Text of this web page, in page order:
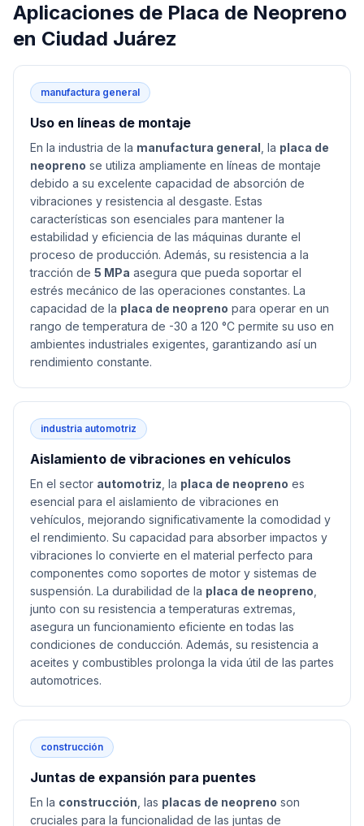
Aplicaciones de Placa de Neopreno
en Ciudad Juárez
manufactura general
Uso en líneas de montaje
En la industria de la manufactura general , la placa de
neopreno se utiliza ampliamente en líneas de montaje
debido a su excelente capacidad de absorción de
vibraciones y resistencia al desgaste. Estas
características son esenciales para mantener la
estabilidad y eficiencia de las máquinas durante el
proceso de producción. Además, su resistencia a la
tracción de 5 MPa asegura que pueda soportar el
estrés mecánico de las operaciones constantes. La
capacidad de la placa de neopreno para operar en un
rango de temperatura de -30 a 120 °C permite su uso en
ambientes industriales exigentes, garantizando así un
rendimiento constante.
industria automotriz
Aislamiento de vibraciones en vehículos
En el sector automotriz , la placa de neopreno es
esencial para el aislamiento de vibraciones en
vehículos, mejorando significativamente la comodidad y
el rendimiento. Su capacidad para absorber impactos y
vibraciones lo convierte en el material perfecto para
componentes como soportes de motor y sistemas de
suspensión. La durabilidad de la placa de neopreno
junto con su resistencia a temperaturas extremas,
asegura un funcionamiento eficiente en todas las
condiciones de conducción. Además, su resistencia a
aceites y combustibles prolonga la vida útil de las partes
automotrices.
construcción
Juntas de expansión para puentes
En la construcción , las placas de neopreno son
cruciales para la funcionalidad de las juntas de